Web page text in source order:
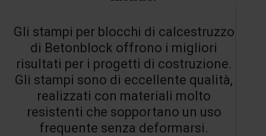
Gli stampi per blocchi di calcestruzzo
di Betonblock offrono i migliori
risultati per i progetti di costruzione.
Gli stampi sono di eccellente qualità,
realizzati con materiali molto
resistenti che sopportano un uso
frequente senza deformarsi.